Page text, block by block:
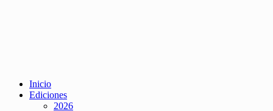
Inicio
Ediciones
2026